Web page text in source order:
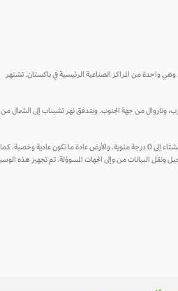
سيالكوت المدينة الرئيسية للتصدير في مقاطعة البنجاب الشمالية من باكستان وتقع على بعد 135 كيلومتراً شمال غرب لاهور وعلى بعد بضعة كيلومترات فقط من جامو التي يبلغ عدد سكانها حوالي 6،00،000. وهي واحدة من المراكز الصناعية الرئيسية في باكستان. تشتهر
من جهة الغرب، وناروال من جهة الجنوب. ويتدفق نهر تشيناب إلى الشمال من
وفق تصنيف كوبن للمناخ، تتميز سيالكوت بمناخ شبه استوائي رطب فهي باردة خلال فصل الشتاء وحارة ورطبة خلال الصيف، حيث أن شهري مايو ويونيو هما الأكثر حرارة، بينما تنخفض درجة الحرارة خلال فصل الشتاء إلى 0 درجة مئوية. والأرض عادة ما تكون
ونقل البيانات من وإلى الجهات المسوؤلة. تم تجهيز هذه